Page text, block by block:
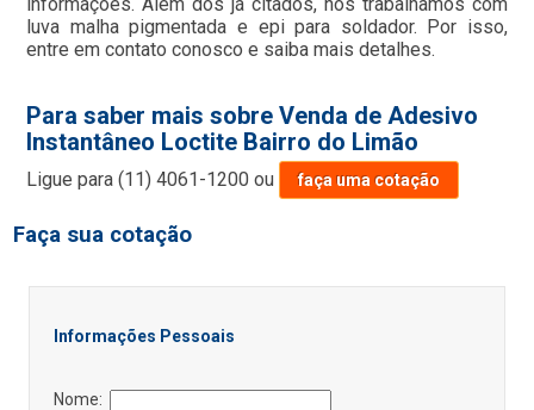
luva malha pigmentada e epi para soldador. Por isso,
entre em contato conosco e saiba mais detalhes.
Para saber mais sobre Venda de Adesivo
Instantâneo Loctite Bairro do Limão
Ligue para(11) 4061-1200 ou faça uma cotação
Faça sua cotação
Informações Pessoais
Nome: